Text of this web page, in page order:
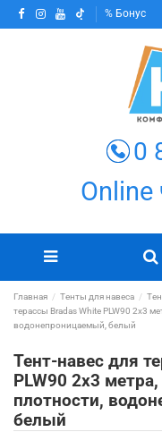
Бонус
0
Online
Главная Тенты для навеса
терассы Bradas White PLW90 2х3
водонепроницаемый, белый
Тент-навес для
PLW90 2х3
плотности,
белый